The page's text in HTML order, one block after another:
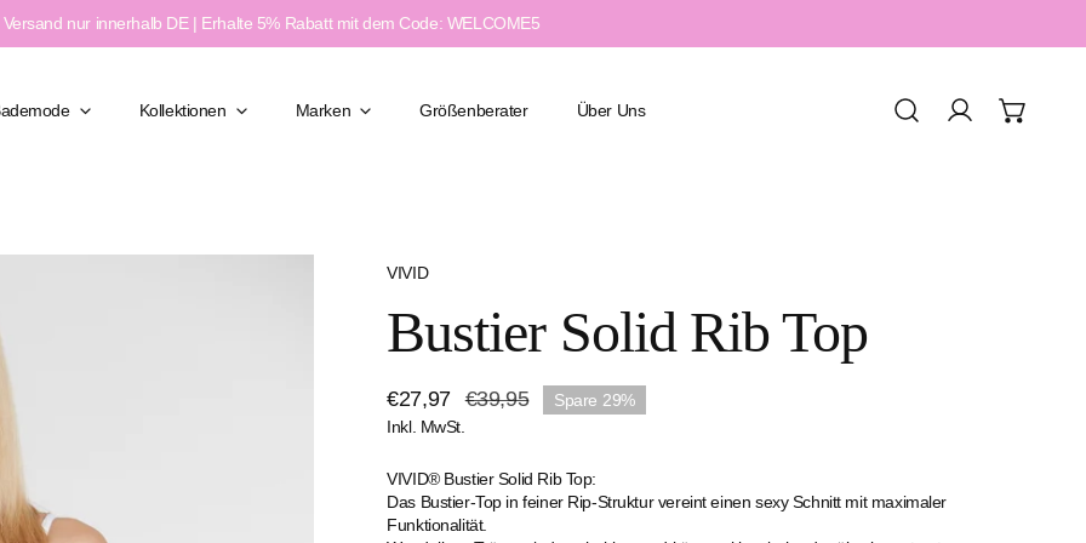
Versand nur innerhalb DE | Erhalte 5% Rabatt mit dem Code: WELCOME5
Spa & Wellness
Kollektionen Marken Größenberater Über Uns Einloggen
VIVID
Bustier Solid Rib Top
Verkaufspreis
€27,97
Regulärer
Preis
€39,95 Spare 29%
Inkl. MwSt.
VIVID® Bustier Solid Rib Top:
Das Bustier-Top in feiner Rip-Struktur vereint einen sexy Schnitt mit maximaler
Funktionalität.